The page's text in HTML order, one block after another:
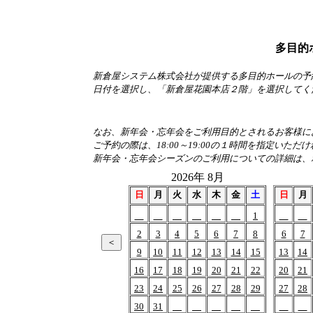
多目的
新倉屋システム株式会社が提供する多目的ホールの
日付を選択し、「新倉屋花園本店２階」を選択して
なお、新年会・忘年会をご利用目的とされるお客様
ご予約の際は、18:00～19:00の１時間を指定いただ
新年会・忘年会シーズンのご利用についての詳細は
2026年 8月
日 月 火 水 木 金
土
1
2
3 4 5 6 7
8
9
10 11 12 13 14
15
16
17 18 19 20 21
22
23
24 25 26 27 28
29
30
31
日 月
6
7
13
14
20
21
27
28